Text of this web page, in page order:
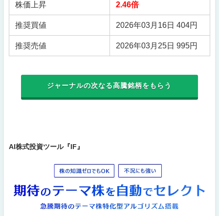
株価上昇 2.46倍
推奨買値 2026年03月16日 404円
推奨売値 2026年03月25日 995円
ジャーナルの次なる高騰銘柄をもらう
AI株式投資ツール『IF』